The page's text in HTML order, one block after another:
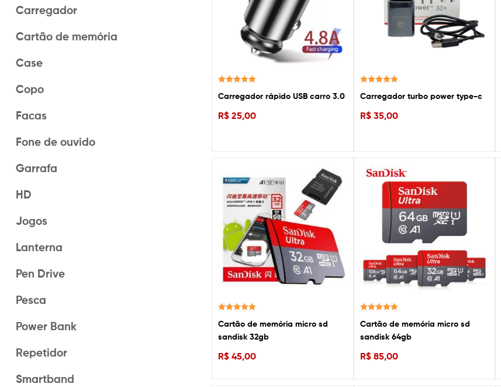
5.00de 5
Carregador rápido USB carro 3.0
R$ 25,00
5.00de 5
Carregador turbo power type-c
R$35,00
5.00de 5
Cartão de memória micro sd
sandisk 32gb
R$ 45,00
5.00de 5
Cartão de memória micro sd
sandisk 64gb
R$85,00
Carregador
Cartão de memória
Case
Copo
Facas
Fone de ouvido
Garrafa
HD
Jogos
Lanterna
Pen Drive
Pesca
Power Bank
Repetidor
Smartband